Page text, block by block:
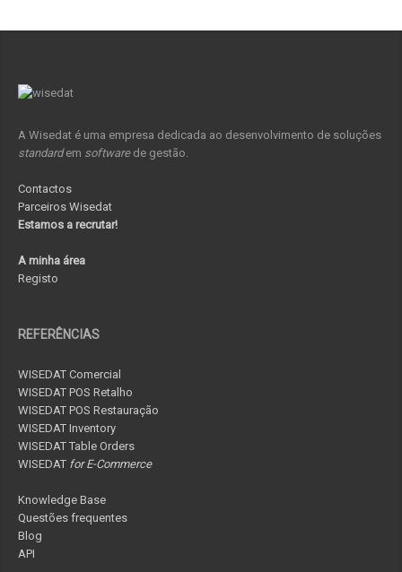
A Wisedat é uma empresa dedicada ao desenvolvimento de soluções
standardem softwarede gestão.
Contactos
Parceiros Wisedat
Estamos a recrutar!
A minha área
Registo
REFERÊNCIAS
WISEDAT Comercial
WISEDAT POS Retalho
WISEDAT POS Restauração
WISEDAT Inventory
WISEDAT Table Orders
WISEDAT for E-Commerce
Knowledge Base
Questões frequentes
Blog
API